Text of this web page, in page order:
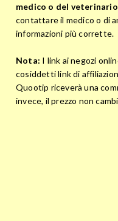
medico o del
contattare il medico o di
informazioni più corrette.
Nota: I link ai negozi
cosiddetti link di
Quootip riceverà una
invece, il prezzo non